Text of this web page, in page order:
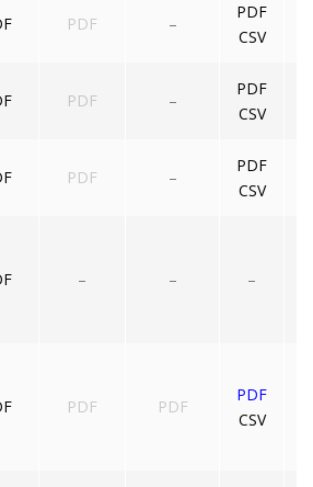
PDF –
PDF
CSV
PDF –
PDF
CSV
PDF –
PDF
CSV
– – –
PDF PDF
PDF
CSV